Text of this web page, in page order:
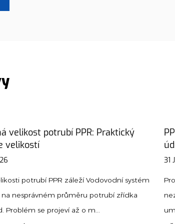
Guide: Instalace, typy a tipy pro
odbory PPR pro moderní instalatérské práce
A svaz PPR je specializovaná tvarovka, která
snadné přip...